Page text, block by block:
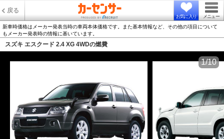
戻る
お気に入り メニュー
新車時価格はメーカー発表当時の車両本体価格です。また基本情報など、その他の項目について
もメーカー発表時の情報に基いています。
スズキ エスクード 2.4 XG 4WDの燃費
1/10